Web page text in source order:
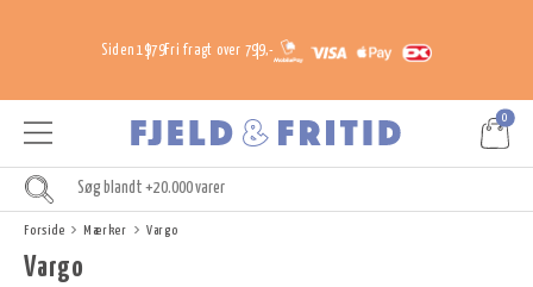
Siden 1979Fri fragt over 799,-
0
Forside Mærker Vargo
Vargo